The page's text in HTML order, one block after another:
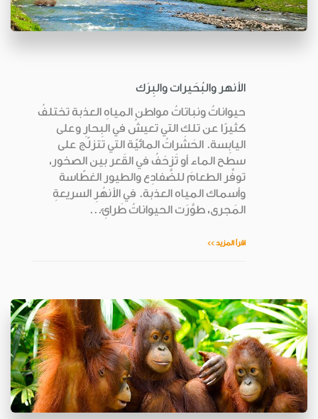
الأنهر والبُحَيرات والبِرَك
حيواناتُ ونباتاتُ مواطن المياهِ العذبة تختلفُ
كثيرًا عن تلك التي تعيشُ في البِحارِ وعلى
اليابِسة. الحَشَراتُ المائيّة التي تتزلّج على
سطح الماء أو تَزحَفُ في القَعر بين الصخور،
توفِّر الطعامَ للضَّفادِع والطيور الغطّاسة
وأسماك المياه العذبة. في الأنهُرِ السريعةِ
المَجرى، طوَّرَت الحيواناتُ طَرائِ...
اقرأ المزيد >>